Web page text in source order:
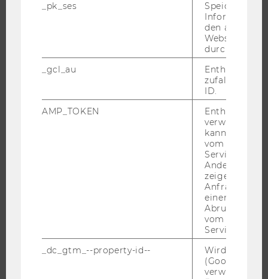
ÜBER DIE WU
EVENTS ARCHIV
_pk_ses
Speicherung
den aktuellen
durch
_gcl_au
Enthält eine
ID.
AMP_TOKEN
Enthält ein
verwendet
kann, um
vom AMP-
Service
Andere
zeigen Opt-
Anfrage im
einen Fehler
Abrufen
vom AMP
Service an.
_dc_gtm_--property-id--
Wird von
(Google Tag
verwendet,